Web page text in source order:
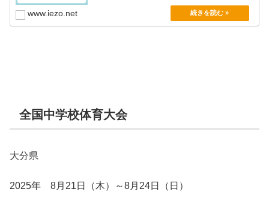
www.iezo.net
全国中学校体育大会
大分県
2025年 8月21日（木）～8月24日（日）